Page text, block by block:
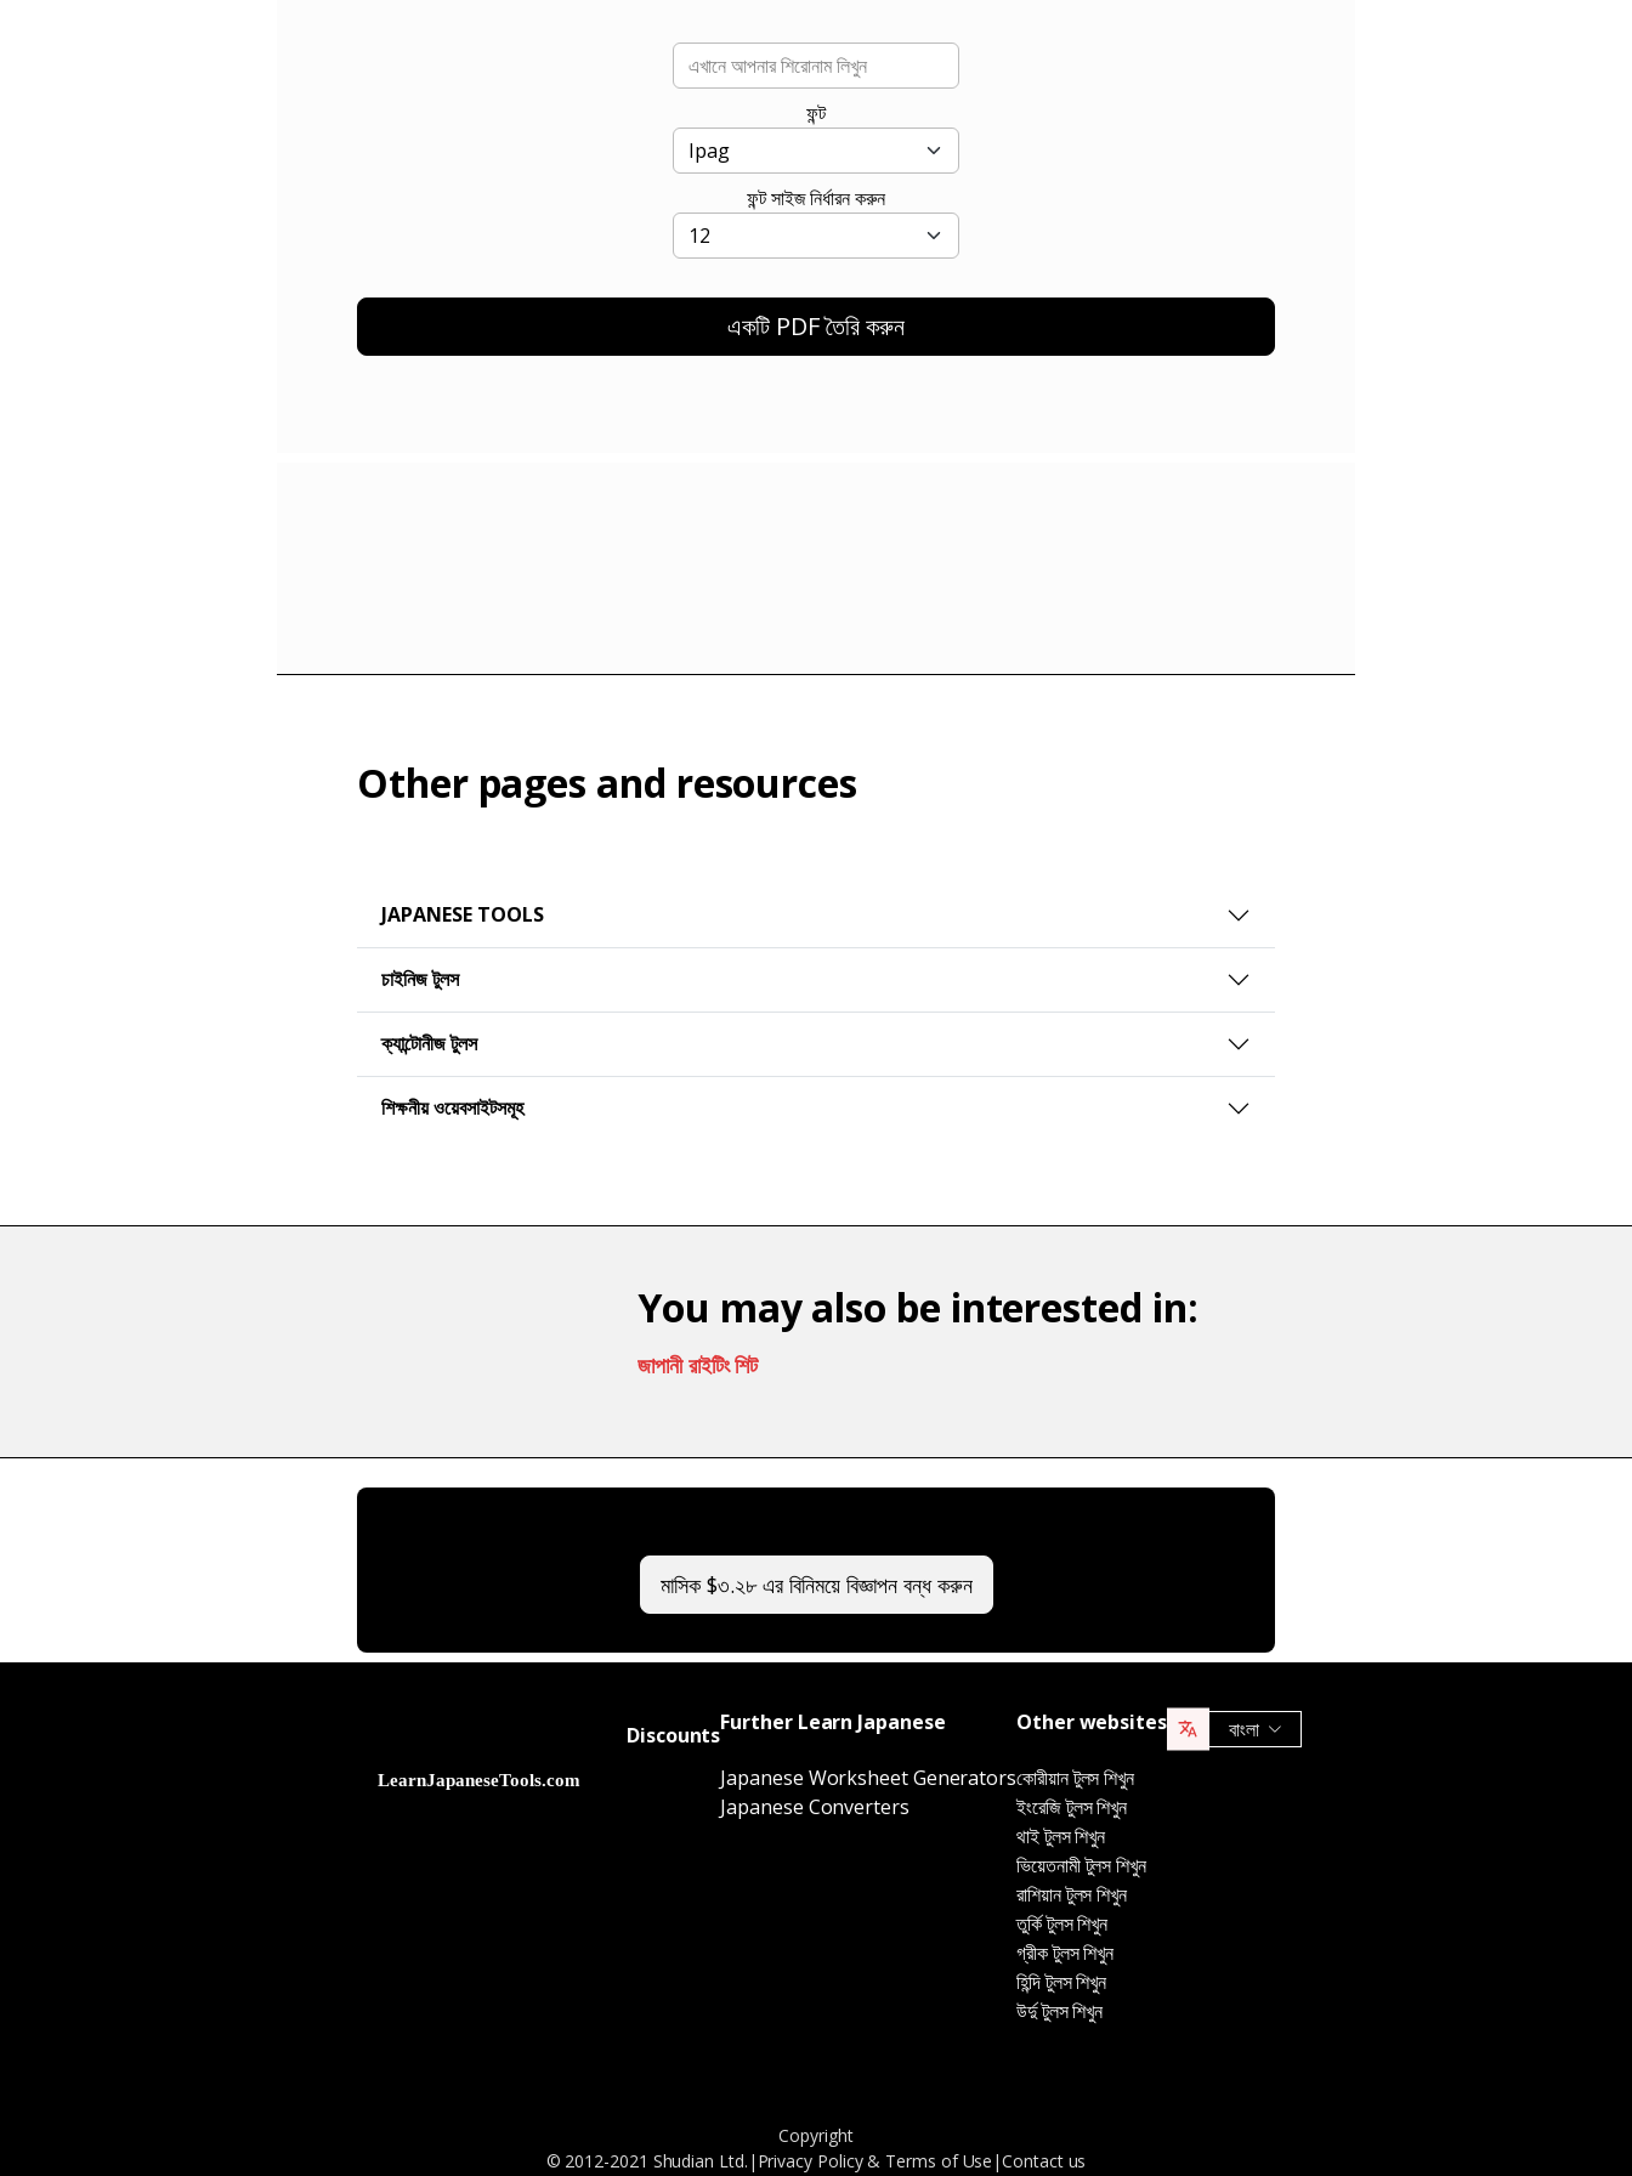
ফন্ট
ফন্ট সাইজ নির্ধারন করুন
একটি PDF তৈরি করুন
Other pages and resources
JAPANESE TOOLS
চাইনিজ টুলস
ক্যান্টোনীজ টুলস
শিক্ষনীয় ওয়েবসাইটসমূহ
You may also be interested in:
জাপানী রাইটিং শিট
মাসিক $৩.২৮ এর বিনিময়ে বিজ্ঞাপন বন্ধ করুন
DiscountsFurther Learn Japanese
Japanese Worksheet Generators
Japanese Converters
Other websites
কোরীয়ান টুলস শিখুন
ইংরেজি টুলস শিখুন
থাই টুলস শিখুন
ভিয়েতনামী টুলস শিখুন
রাশিয়ান টুলস শিখুন
তুর্কি টুলস শিখুন
গ্রীক টুলস শিখুন
হিন্দি টুলস শিখুন
উর্দু টুলস শিখুন
বাংলা
Copyright
© 2012-2021 Shudian Ltd.| Privacy Policy& Terms of Use |Contact us